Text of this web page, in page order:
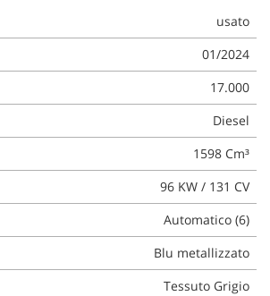
usato
01/2024
17.000
Diesel
1598 Cm³
96 KW / 131 CV
Automatico (6)
Blu metallizzato
Tessuto Grigio